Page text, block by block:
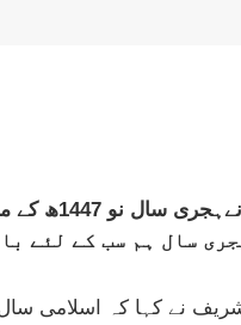
سال ہم سب کے لئے
نے کہا کہ اسلامی